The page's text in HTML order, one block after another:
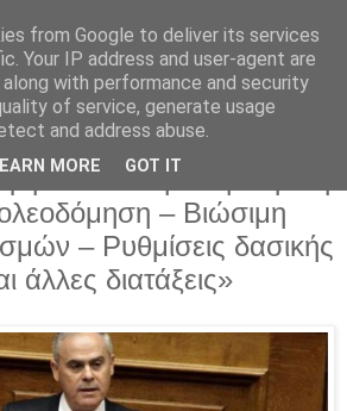
από ομιλία
αναβάθμιση
– Βιώσιμη
– Ρυθμίσεις δασικής
άλλες διατάξεις»
from Google to deliver its services
Your IP address and user-agent are
with performance and security
of service, generate usage
and address abuse.
MORE GOT IT